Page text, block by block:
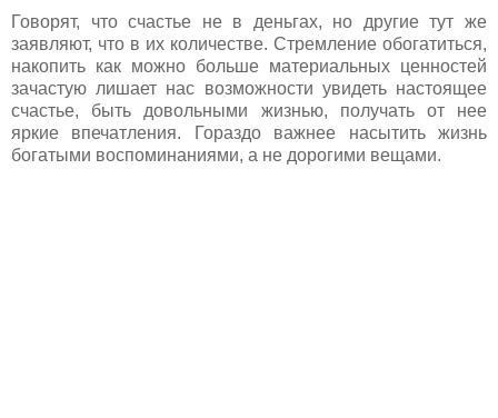
Говорят, что счастье не в деньгах, но другие тут же
заявляют, что в их количестве. Стремление обогатиться,
накопить как можно больше материальных ценностей
зачастую лишает нас возможности увидеть настоящее
счастье, быть довольными жизнью, получать от нее
яркие впечатления. Гораздо важнее насытить жизнь
богатыми воспоминаниями, а не дорогими вещами.